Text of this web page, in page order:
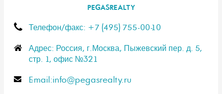
PEGASREALTY
Телефон/факс: +7 (495) 755-00-10
Адрес: Россия, г.Москва, Пыжевский пер. д. 5,
стр. 1, офис №321
E-mail:info@pegasrealty.ru